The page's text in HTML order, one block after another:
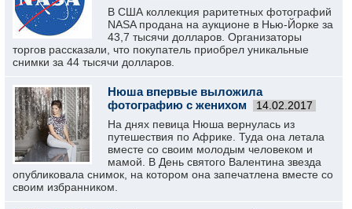
В США коллекция раритетных фотографий
NASA продана на аукционе в Нью-Йорке за
43,7 тысячи долларов. Организаторы
торгов рассказали, что покупатель приобрел уникальные
снимки за 44 тысячи долларов.
Нюша впервые выложила
фотографию с женихом
14.02.2017
На днях певица Нюша вернулась из
путешествия по Африке. Туда она летала
вместе со своим молодым человеком и
мамой. В День святого Валентина звезда
опубликовала снимок, на котором она запечатлена вместе со
своим избранником.